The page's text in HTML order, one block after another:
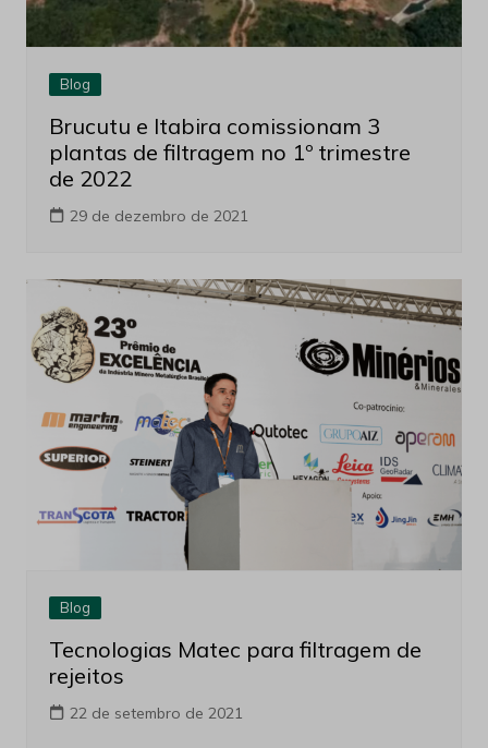
Blog
Brucutu e Itabira comissionam 3
plantas de filtragem no 1º trimestre
de 2022
29 de dezembro de 2021
Blog
Tecnologias Matec para filtragem de
rejeitos
22 de setembro de 2021